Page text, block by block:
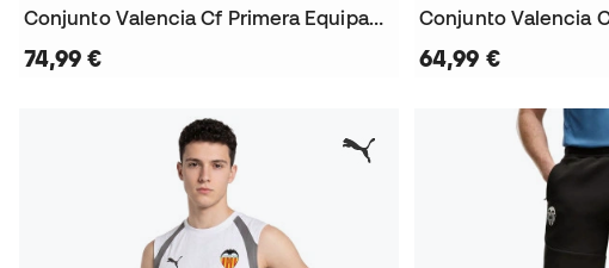
Conjunto Valencia Cf Primera Equipación 2026-2027 Niño
74,99 € 64,99 €